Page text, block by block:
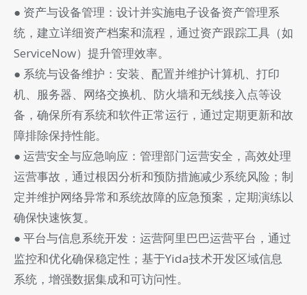
● 资产与设备管理：设计并实施电子设备资产管理系
统，建立详细资产档案和流程，通过资产跟踪工具（如
ServiceNow）提升管理效率。
● 系统与设备维护：安装、配置并维护计算机、打印
机、服务器、网络交换机、防火墙和无线接入点等设
备，确保所有系统和软件正常运行，通过定期更新和故
障排除保持性能。
● 运营安全与应急响应：管理部门运营安全，高效处理
运营事故，通过根因分析和预防措施减少系统风险；制
定并维护网络异常和系统故障的应急预案，定期演练以
确保快速恢复。
● 平台与信息系统开发：运营阿里巴巴运营平台，通过
监控和优化确保稳定性；基于Yida技术开发区域信息
系统，增强数据集成和可访问性。